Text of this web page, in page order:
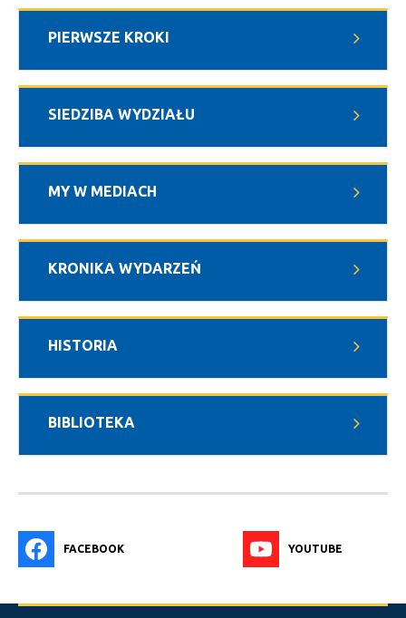
PIERWSZE KROKI
SIEDZIBA WYDZIAŁU
MY W MEDIACH
KRONIKA WYDARZEŃ
HISTORIA
BIBLIOTEKA
FACEBOOK YOUTUBE